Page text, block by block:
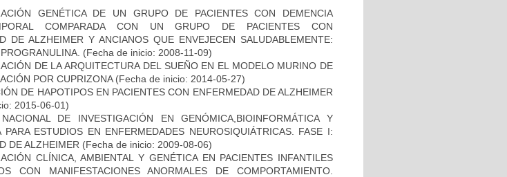
GENÉTICA DE UN GRUPO DE PACIENTES CON DEMENCIA
COMPARADA CON UN GRUPO DE PACIENTES CON
DE ALZHEIMER Y ANCIANOS QUE ENVEJECEN SALUDABLEMENTE:
(Fecha de inicio: 2008-11-09)
DE LA ARQUITECTURA DEL SUEÑO EN EL MODELO MURINO DE
POR CUPRIZONA(Fecha de inicio: 2014-05-27)
DE HAPOTIPOS EN PACIENTES CON ENFERMEDAD DE ALZHEIMER
2015-06-01)
DE INVESTIGACIÓN EN GENÓMICA,BIOINFORMÁTICA Y
PARA ESTUDIOS EN ENFERMEDADES NEUROSIQUIÁTRICAS. FASE I:
DE ALZHEIMER (Fecha de inicio: 2009-08-06)
CLÍNICA, AMBIENTAL Y GENÉTICA EN PACIENTES INFANTILES
CON MANIFESTACIONES ANORMALES DE COMPORTAMIENTO.